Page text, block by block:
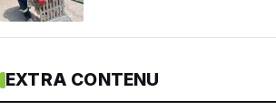
EXTRA CONTENU